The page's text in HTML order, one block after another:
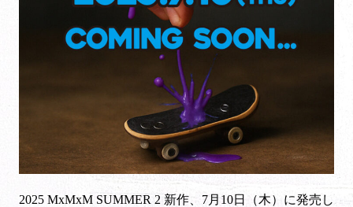
2025 MxMxM SUMMER 2 新作、7月10日（木）に発売し